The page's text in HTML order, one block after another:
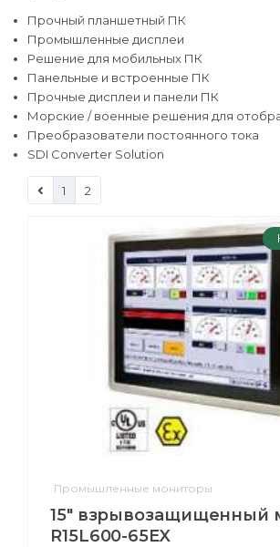
Прочный планшетный ПК
Промышленные дисплеи
Решение для мобильных ПК
Панельные и встроенные ПК
Прочные дисплеи и панели ПК
Морские / военные решения для
Преобразователи постоянного тока
SDI Converter Solution
1 2
Промышленные мониторы
15" взрывозащищенный
R15L600-65EX